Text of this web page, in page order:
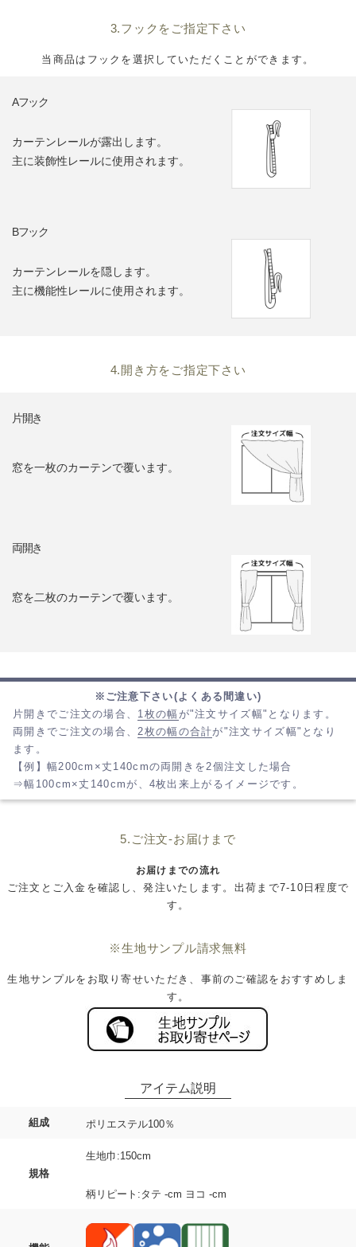
組成 ポリエステル100％
規格
生地巾:150cm
柄リピート:タテ -cm ヨコ -cm
3.フックをご指定下さい
当商品はフックを選択していただくことができます。
Aフック
カーテンレールが露出します。
主に装飾性レールに使用されます。
Bフック
カーテンレールを隠します。
主に機能性レールに使用されます。
4.開き方をご指定下さい
片開き
窓を一枚のカーテンで覆います。
両開き
窓を二枚のカーテンで覆います。
※ご注意下さい(よくある間違い)
片開きでご注文の場合、 1枚の幅 が"注文サイズ幅"となります。
両開きでご注文の場合、 2枚の幅の合計が"注文サイズ幅"となり
ます。
【例】幅200cm×丈140cmの両開きを2個注文した場合
⇒幅100cm×丈140cmが、4枚出来上がるイメージです。
5.ご注文-お届けまで
お届けまでの流れ
ご注文とご入金を確認し、発注いたします。出荷まで7-10日程度で
す。
※生地サンプル請求無料
生地サンプルをお取り寄せいただき、事前のご確認をおすすめしま
す。